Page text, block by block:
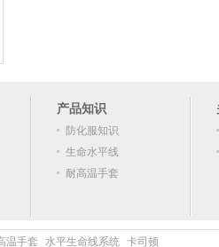
产品知识
防化服知识
生命水平线
耐高温手套
温手套 水平生命线系统 卡司顿